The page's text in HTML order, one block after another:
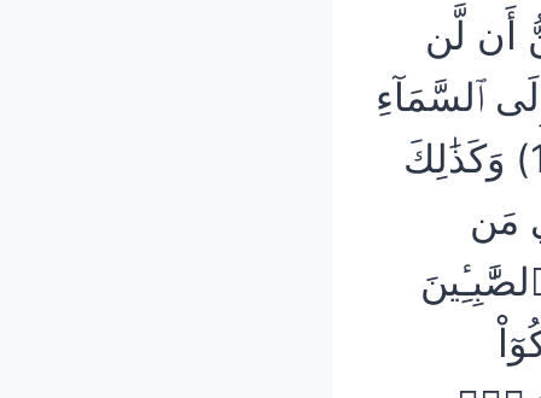
يَظُنُّ أَن لَّن
ٱلسَّمَآءِ
ثُمَّ لۡيَقۡطَعۡ فَلۡيَنظُرۡ هَلۡ يُذۡهِبَنَّ كَيۡدُهُۥ مَا يَغِيظُ (15) وَكَذَٰلِكَ
مَن